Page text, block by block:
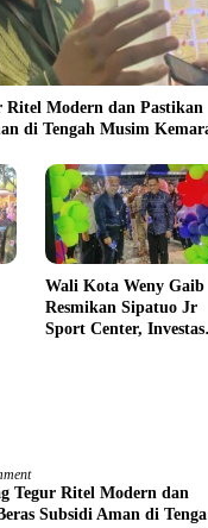
Ritel Modern dan Pastikan
di Tengah Musim
Wali Kota Weny Gaib
Resmikan Sipatuo Jr
Sport Center, Investasi
Tegur Ritel Modern dan
Subsidi Aman di